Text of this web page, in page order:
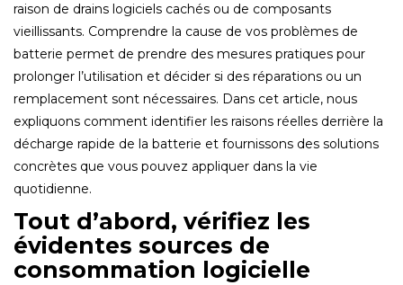
raison de drains logiciels cachés ou de composants
vieillissants. Comprendre la cause de vos problèmes de
batterie permet de prendre des mesures pratiques pour
prolonger l’utilisation et décider si des réparations ou un
remplacement sont nécessaires. Dans cet article, nous
expliquons comment identifier les raisons réelles derrière la
décharge rapide de la batterie et fournissons des solutions
concrètes que vous pouvez appliquer dans la vie
quotidienne.
Tout d’abord, vérifiez les
évidentes sources de
consommation logicielle